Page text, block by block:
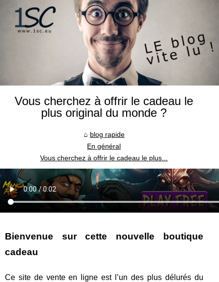
Vous cherchez à offrir le cadeau le
plus original du monde ?
blog rapide
En général
Vous cherchez à offrir le cadeau le plus...
Bienvenue sur cette nouvelle boutique
cadeau
Ce site de vente en ligne est l’un des plus délurés du